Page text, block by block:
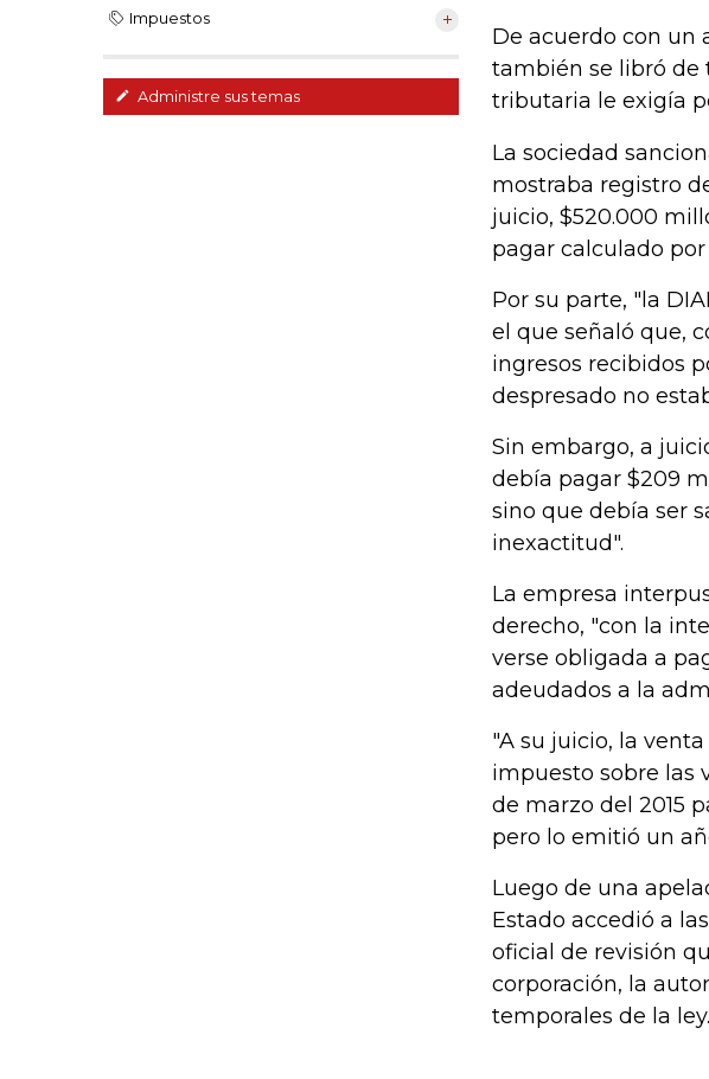
Impuestos
Administre sus temas
De acuerdo con un
también se libró de
tributaria le exigía
La sociedad
mostraba registro
juicio, $520.000
pagar calculado
Por su parte, "la
el que señaló que,
ingresos recibidos
despresado no
Sin embargo, a
debía pagar $209
sino que debía ser
inexactitud".
La empresa
derecho, "con la
verse obligada a
adeudados a la
"A su juicio, la
impuesto sobre las
de marzo del 2015
pero lo emitió un
Luego de una
Estado accedió a
oficial de revisión
corporación, la
temporales de la ley.